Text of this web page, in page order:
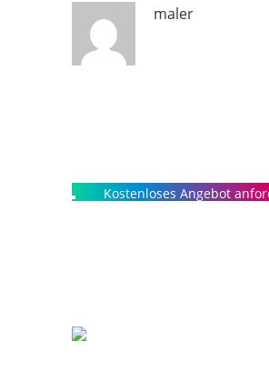
maler
Kostenloses Angebot